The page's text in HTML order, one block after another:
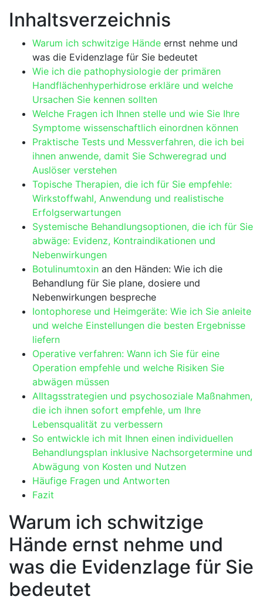
Inhaltsverzeichnis
Warum ich schwitzige Hände ernst nehme und
was die⁤ Evidenzlage ​für Sie bedeutet
Wie ich die ‌pathophysiologie der primären
Handflächenhyperhidrose erkläre und welche
Ursachen Sie kennen sollten
Welche Fragen ich Ihnen stelle und wie Sie Ihre
Symptome wissenschaftlich ​einordnen können
Praktische Tests und Messverfahren,⁣ die ich bei
ihnen anwende,​ damit Sie Schweregrad und
Auslöser verstehen
Topische Therapien, die ich‌ für‌ Sie ⁢empfehle:
Wirkstoffwahl, Anwendung und ⁤realistische
Erfolgserwartungen
Systemische ​Behandlungsoptionen, die ich für‍ Sie
abwäge: Evidenz, Kontraindikationen ⁤und
‍Nebenwirkungen
Botulinumtoxin an den ​Händen: Wie ich die‍
Behandlung für Sie plane, dosiere und
Nebenwirkungen bespreche
Iontophorese und Heimgeräte: Wie ich Sie‌ anleite
und welche ‍Einstellungen die besten Ergebnisse
⁢liefern
Operative⁣ verfahren:⁢ Wann ‍ich Sie für eine
Operation ⁤empfehle und welche Risiken Sie
abwägen⁣ müssen
Alltagsstrategien und psychosoziale Maßnahmen,
die ich ihnen sofort empfehle, um Ihre
Lebensqualität zu verbessern
So entwickle ‍ich ⁣mit Ihnen einen individuellen
⁣Behandlungsplan inklusive Nachsorgetermine und⁣
Abwägung⁢ von Kosten ‍und Nutzen
Häufige Fragen ⁣und Antworten
Fazit
Warum ich schwitzige
Hände ernst nehme und
was die ​Evidenzlage⁣ für Sie
bedeutet